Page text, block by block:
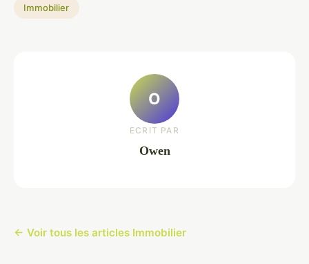
Immobilier
O
ECRIT PAR
Owen
← Voir tous les articles Immobilier